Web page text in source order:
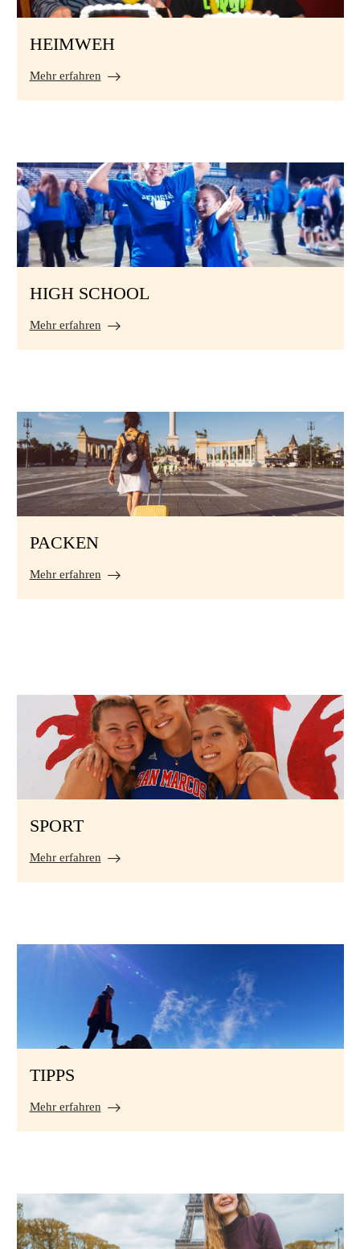
HEIMWEH
Mehr erfahren
HIGH SCHOOL
Mehr erfahren
PACKEN
Mehr erfahren
SPORT
Mehr erfahren
TIPPS
Mehr erfahren